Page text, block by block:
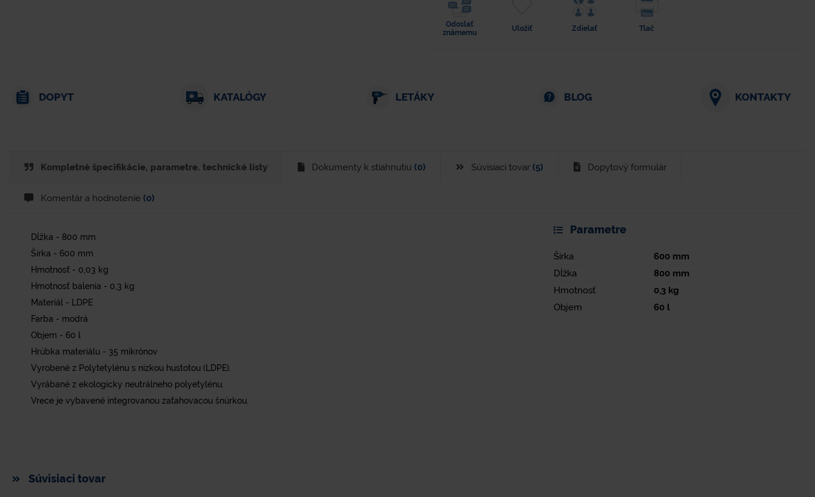
Odoslať
známemu
Uložiť Zdielať Tlač
DOPYT KATALÓGY LETÁKY BLOG KONTAKTY
Kompletné špecifikácie, parametre. technické listy Dokumenty k stiahnutiu (0) Súvisiaci tovar (5) Dopytový formulár
Komentár a hodnotenie (0)
Dĺžka - 800 mm
Šírka - 600 mm
Hmotnosť - 0,03 kg
Hmotnosť balenia - 0,3 kg
Materiál - LDPE
Farba - modrá
Objem - 60 l
Hrúbka materiálu - 35 mikrónov
Vyrobené z Polytetylénu s nizkou hustotou (LDPE).
Vyrábané z ekologicky neutrálneho polyetylénu.
Vrece je vybavené integrovanou zaťahovacou šnúrkou.
Parametre
Šírka 600 mm
Dĺžka
800 mm
Hmotnosť
0,3 kg
Objem
60 l
Súvisiaci tovar